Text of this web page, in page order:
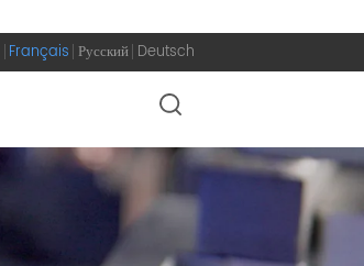
Français Русский Deutsch